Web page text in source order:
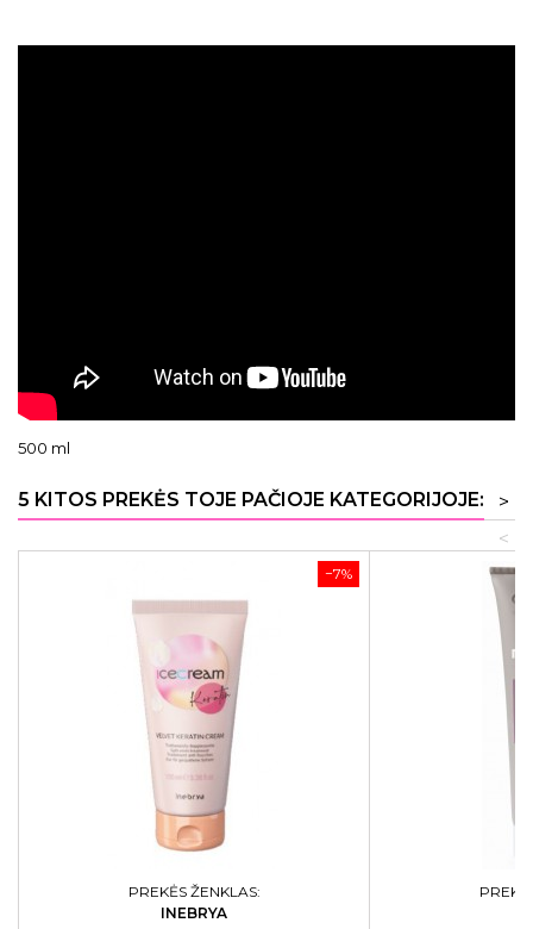
500 ml
5 KITOS PREKĖS TOJE PAČIOJE KATEGORIJOJE:
>
<
−7%
PREKĖS ŽENKLAS:
INEBRYA